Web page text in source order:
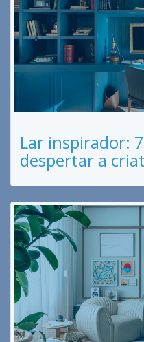
Lar inspirador:
despertar a